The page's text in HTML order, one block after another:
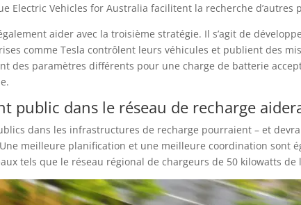
Electric Vehicles for Australia facilitent la recherche d’autres
aider avec la troisième stratégie. Il s’agit de
comme Tesla contrôlent leurs véhicules et publient des
des paramètres différents pour une charge de batterie
public dans le réseau de recharge
dans les infrastructures de recharge pourraient – et
Une meilleure planification et une meilleure coordination sont
tels que le réseau régional de chargeurs de 50 kilowatts de